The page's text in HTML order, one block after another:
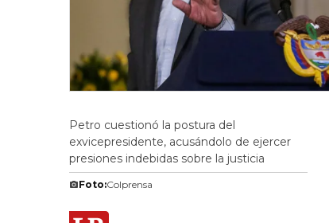
Petro cuestionó la postura del
exvicepresidente, acusándolo de ejercer
presiones indebidas sobre la justicia
Foto:Colprensa